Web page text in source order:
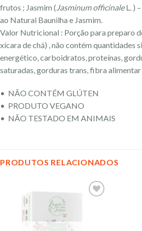
frutos ; Jasmim ( Jasminum officinaleL. )
ao Natural Baunilha e Jasmim.
Valor Nutricional : Porção para preparo
xícara de chá) , não contém quantidades
energético, carboidratos, proteínas,
saturadas, gorduras trans, fibra alimentar
• NÃO CONTÉM GLÚTEN
• PRODUTO VEGANO
• NÃO TESTADO EM ANIMAIS
PRODUTOS RELACIONADOS